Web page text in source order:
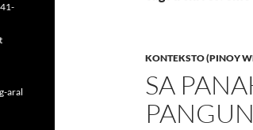
KONTEKSTO (PINOY
SA
aral